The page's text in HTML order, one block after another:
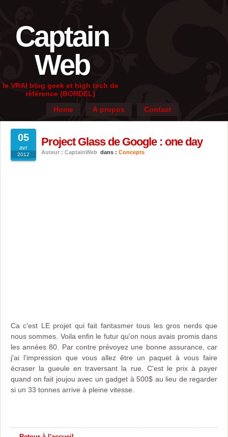
Captain
Web
le VRAI blog geek et high tech de
référence (BORDEL)
Home
À propos Contact
05
avr
2012
Project Glass de Google : one day
Auteur : CaptainWeb dans : Concepts
Ca c'est LE projet qui fait fantasmer tous les gros nerds que
nous sommes. Voila enfin le futur qu'on nous avais promis dans
les années 80. Par contre prévoyez une bonne assurance, car
j'ai l'impression que vous allez être un paquet à vous faire
écraser la gueule en traversant la rue. C'est le prix à payer
quand on fait joujou avec un gadget à 500$ au lieu de regarder
si un 33 tonnes arrive à pleine vitesse.